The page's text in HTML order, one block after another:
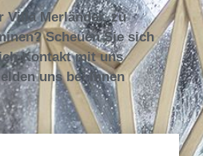
Villa Merländer, zu
Scheuen Sie sich
Kontakt mit uns
uns bei Ihnen